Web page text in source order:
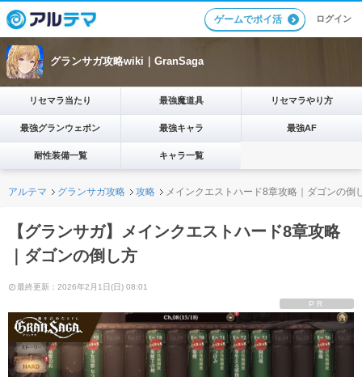
ゲームでポイ活 ログイン
グランサガ攻略wiki｜GranSaga
リセマラ当たり 最強魔道具 リセマラやり方
最強グランウェポン 最強キャラ 最強AF
耐性装備一覧 キャラ一覧
アルテマ グランサガ攻略 攻略 メインクエストハード8章攻略｜ダゴンの倒
【グランサガ】メインクエストハード8章攻略
｜ダゴンの倒し方
最終更新：2026年2月1日(日) 08:01
PR